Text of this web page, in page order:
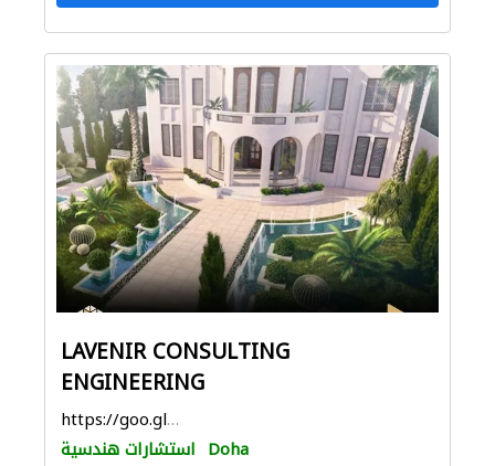
LAVENIR CONSULTING
ENGINEERING
https://goo.gl/maps/55eJt2UrkhXevsys8
استشارات هندسية Doha